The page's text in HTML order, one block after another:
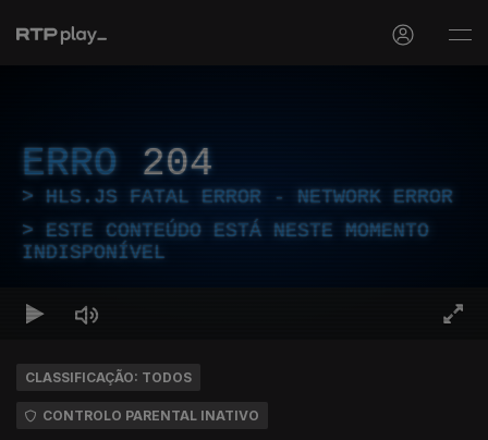
ERRO 204
HLS.JS FATAL ERROR - NETWORK ERROR
ESTE CONTEÚDO ESTÁ NESTE MOMENTO
INDISPONÍVEL
CLASSIFICAÇÃO: TODOS
CONTROLO PARENTAL INATIVO